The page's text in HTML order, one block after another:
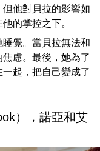
他對貝拉的影響如
的掌控之下。
覺。當貝拉無法和
慮。最後，她為了
起，把自己變成了
），諾亞和艾